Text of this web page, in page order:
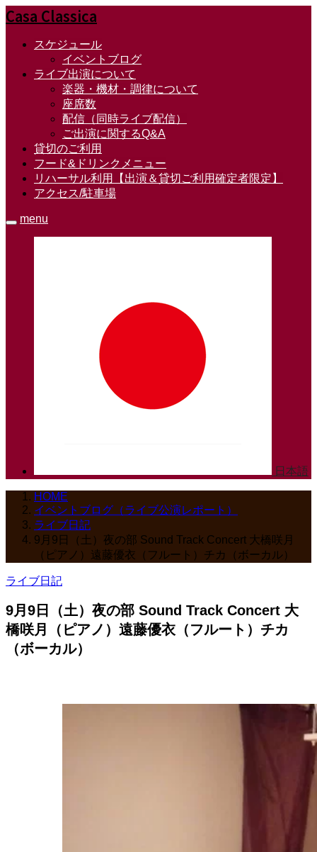
Casa Classica
スケジュール
イベントブログ
ライブ出演について
楽器・機材・調律について
座席数
配信（同時ライブ配信）
ご出演に関するQ&A
貸切のご利用
フード&ドリンクメニュー
リハーサル利用【出演＆貸切ご利用確定者限定】
アクセス/駐車場
menu
日本語
HOME
イベントブログ（ライブ公演レポート）
ライブ日記
9月9日（土）夜の部 Sound Track Concert 大橋咲月
（ピアノ）遠藤優衣（フルート）チカ（ボーカル）
ライブ日記
9月9日（土）夜の部 Sound Track Concert 大
橋咲月（ピアノ）遠藤優衣（フルート）チカ
（ボーカル）